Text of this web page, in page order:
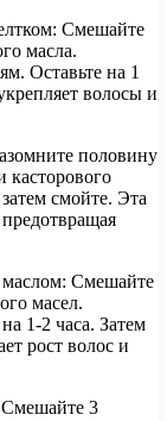
Смешайте
масла.
Оставьте на 1
волосы и
половину
касторового
смойте. Эта
Смешайте
масел.
1-2 часа. Затем
рост волос и
3